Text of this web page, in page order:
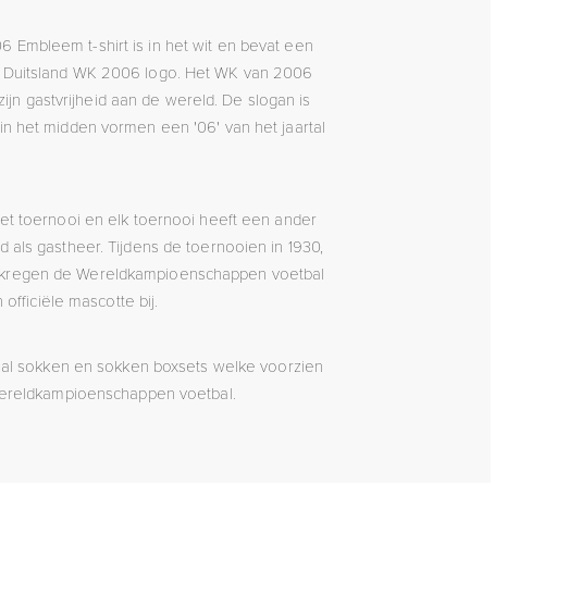
Embleem t-shirt is in het wit en bevat een
WK 2006 logo. Het WK van 2006
gastvrijheid aan de wereld. De slogan is
het midden vormen een '06' van het jaartal
toernooi en elk toernooi heeft een ander
gastheer. Tijdens de toernooien in 1930,
de Wereldkampioenschappen voetbal
officiële mascotte bij.
sokken en sokken boxsets welke voorzien
voetbal.